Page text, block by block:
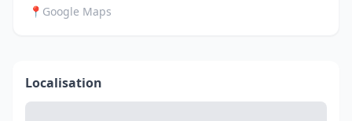
📍 Google Maps
Localisation